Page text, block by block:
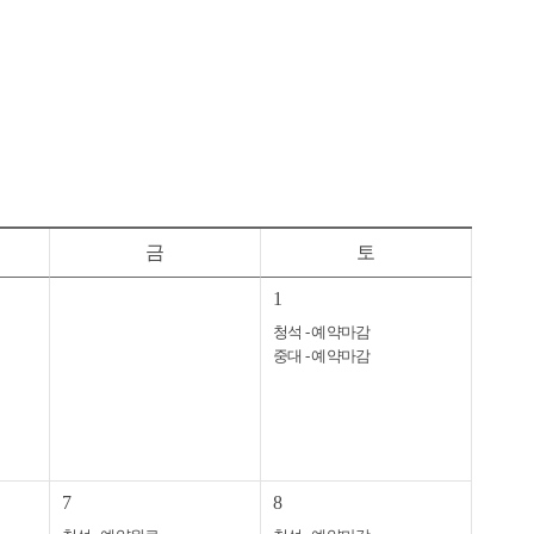
금 토
1
청석 - 예약마감
중대 - 예약마감
7 8